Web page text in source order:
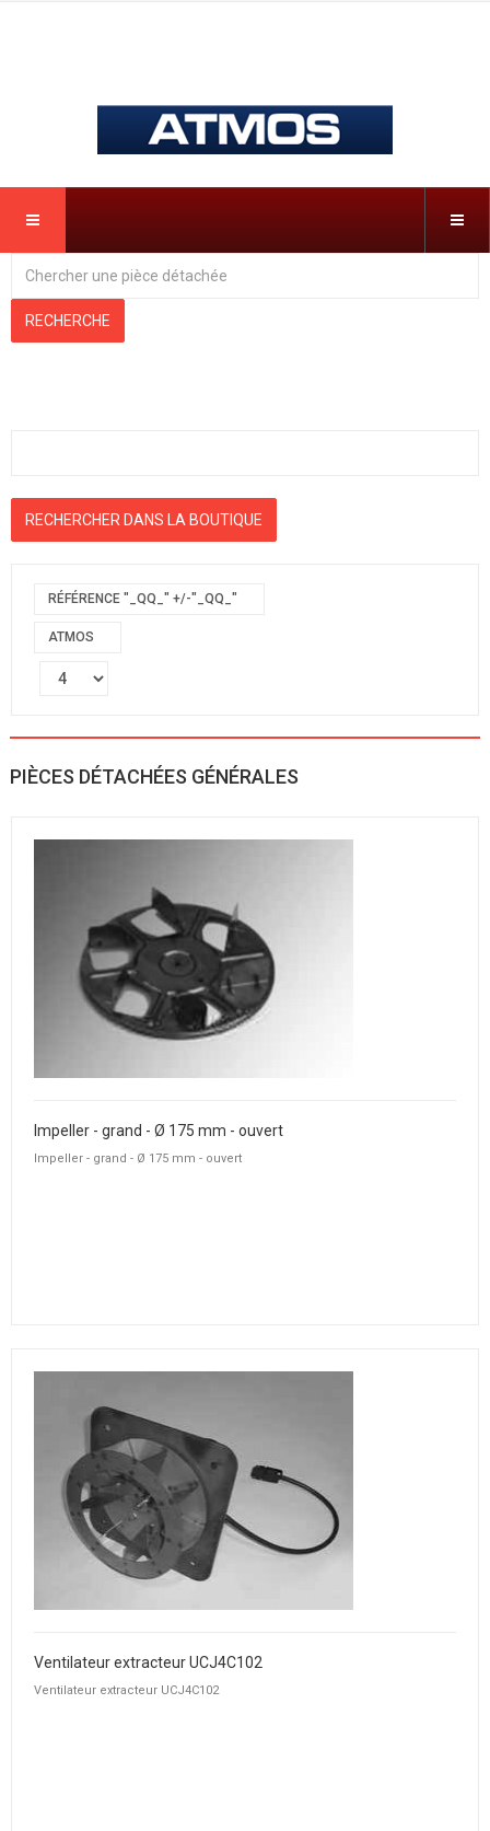
RÉFÉRENCE "_QQ_" +/-"_QQ_"
ATMOS
PIÈCES DÉTACHÉES GÉNÉRALES
Impeller - grand - Ø 175 mm - ouvert
Impeller - grand - Ø 175 mm - ouvert
Ventilateur extracteur UCJ4C102
Ventilateur extracteur UCJ4C102